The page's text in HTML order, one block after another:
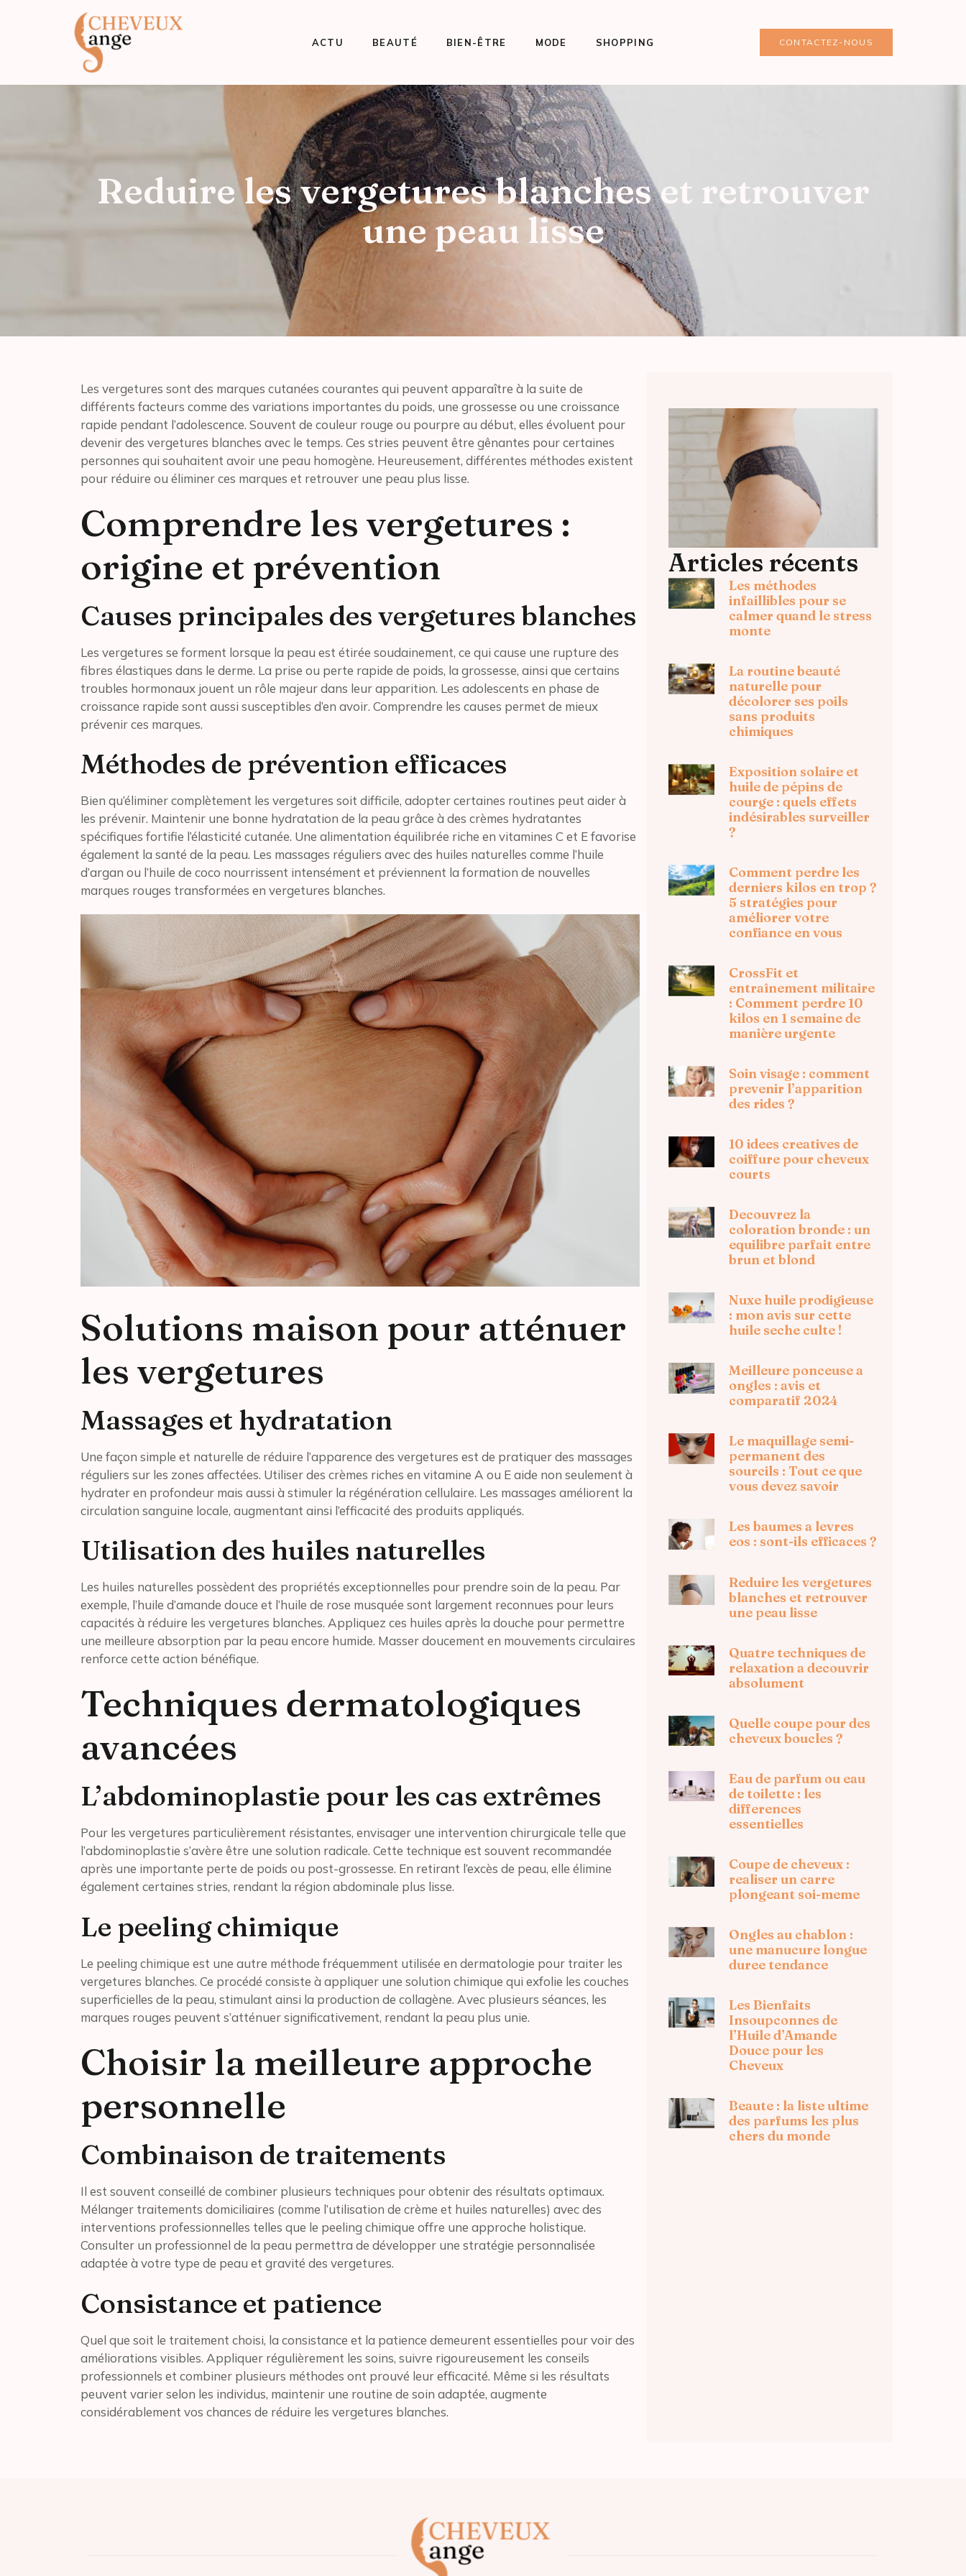
ACTU BEAUTÉ BIEN-ÊTRE MODE SHOPPING CONTACTEZ-NOUS
Reduire les vergetures blanches et retrouver
une peau lisse
Les vergetures sont des marques cutanées courantes qui peuvent apparaître à la suite de
différents facteurs comme des variations importantes du poids, une grossesse ou une croissance
rapide pendant l’adolescence. Souvent de couleur rouge ou pourpre au début, elles évoluent pour
devenir des vergetures blanches avec le temps. Ces stries peuvent être gênantes pour certaines
personnes qui souhaitent avoir une peau homogène. Heureusement, différentes méthodes existent
pour réduire ou éliminer ces marques et retrouver une peau plus lisse.
Comprendre les vergetures :
origine et prévention
Causes principales des vergetures blanches
Les vergetures se forment lorsque la peau est étirée soudainement, ce qui cause une rupture des
fibres élastiques dans le derme. La prise ou perte rapide de poids, la grossesse, ainsi que certains
troubles hormonaux jouent un rôle majeur dans leur apparition. Les adolescents en phase de
croissance rapide sont aussi susceptibles d’en avoir. Comprendre les causes permet de mieux
prévenir ces marques.
Méthodes de prévention efficaces
Bien qu’éliminer complètement les vergetures soit difficile, adopter certaines routines peut aider à
les prévenir. Maintenir une bonne hydratation de la peau grâce à des crèmes hydratantes
spécifiques fortifie l’élasticité cutanée. Une alimentation équilibrée riche en vitamines C et E favorise
également la santé de la peau. Les massages réguliers avec des huiles naturelles comme l’huile
d’argan ou l’huile de coco nourrissent intensément et préviennent la formation de nouvelles
marques rouges transformées en vergetures blanches.
Solutions maison pour atténuer
les vergetures
Massages et hydratation
Une façon simple et naturelle de réduire l’apparence des vergetures est de pratiquer des massages
réguliers sur les zones affectées. Utiliser des crèmes riches en vitamine A ou E aide non seulement à
hydrater en profondeur mais aussi à stimuler la régénération cellulaire. Les massages améliorent la
circulation sanguine locale, augmentant ainsi l’efficacité des produits appliqués.
Utilisation des huiles naturelles
Les huiles naturelles possèdent des propriétés exceptionnelles pour prendre soin de la peau. Par
exemple, l’huile d’amande douce et l’huile de rose musquée sont largement reconnues pour leurs
capacités à réduire les vergetures blanches. Appliquez ces huiles après la douche pour permettre
une meilleure absorption par la peau encore humide. Masser doucement en mouvements circulaires
renforce cette action bénéfique.
Techniques dermatologiques
avancées
L’abdominoplastie pour les cas extrêmes
Pour les vergetures particulièrement résistantes, envisager une intervention chirurgicale telle que
l’abdominoplastie s’avère être une solution radicale. Cette technique est souvent recommandée
après une importante perte de poids ou post-grossesse. En retirant l’excès de peau, elle élimine
également certaines stries, rendant la région abdominale plus lisse.
Le peeling chimique
Le peeling chimique est une autre méthode fréquemment utilisée en dermatologie pour traiter les
vergetures blanches. Ce procédé consiste à appliquer une solution chimique qui exfolie les couches
superficielles de la peau, stimulant ainsi la production de collagène. Avec plusieurs séances, les
marques rouges peuvent s’atténuer significativement, rendant la peau plus unie.
Choisir la meilleure approche
personnelle
Combinaison de traitements
Il est souvent conseillé de combiner plusieurs techniques pour obtenir des résultats optimaux.
Mélanger traitements domiciliaires (comme l’utilisation de crème et huiles naturelles) avec des
interventions professionnelles telles que le peeling chimique offre une approche holistique.
Consulter un professionnel de la peau permettra de développer une stratégie personnalisée
adaptée à votre type de peau et gravité des vergetures.
Consistance et patience
Quel que soit le traitement choisi, la consistance et la patience demeurent essentielles pour voir des
améliorations visibles. Appliquer régulièrement les soins, suivre rigoureusement les conseils
professionnels et combiner plusieurs méthodes ont prouvé leur efficacité. Même si les résultats
peuvent varier selon les individus, maintenir une routine de soin adaptée, augmente
considérablement vos chances de réduire les vergetures blanches.
Articles récents
Les méthodes
infaillibles pour se
calmer quand le stress
monte
La routine beauté
naturelle pour
décolorer ses poils
sans produits
chimiques
Exposition solaire et
huile de pépins de
courge : quels effets
indésirables surveiller
?
Comment perdre les
derniers kilos en trop ?
5 stratégies pour
améliorer votre
confiance en vous
CrossFit et
entraînement militaire
: Comment perdre 10
kilos en 1 semaine de
manière urgente
Soin visage : comment
prevenir l’apparition
des rides ?
10 idees creatives de
coiffure pour cheveux
courts
Decouvrez la
coloration bronde : un
equilibre parfait entre
brun et blond
Nuxe huile prodigieuse
: mon avis sur cette
huile seche culte !
Meilleure ponceuse a
ongles : avis et
comparatif 2024
Le maquillage semi-
permanent des
sourcils : Tout ce que
vous devez savoir
Les baumes a levres
eos : sont-ils efficaces ?
Reduire les vergetures
blanches et retrouver
une peau lisse
Quatre techniques de
relaxation a decouvrir
absolument
Quelle coupe pour des
cheveux boucles ?
Eau de parfum ou eau
de toilette : les
differences
essentielles
Coupe de cheveux :
realiser un carre
plongeant soi-meme
Ongles au chablon :
une manucure longue
duree tendance
Les Bienfaits
Insoupconnes de
l’Huile d’Amande
Douce pour les
Cheveux
Beaute : la liste ultime
des parfums les plus
chers du monde